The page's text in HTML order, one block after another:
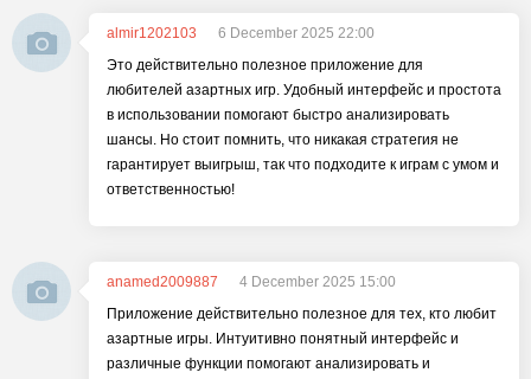
almir1202103
6 December 2025 22:00
Это действительно полезное приложение для
любителей азартных игр. Удобный интерфейс и простота
в использовании помогают быстро анализировать
шансы. Но стоит помнить, что никакая стратегия не
гарантирует выигрыш, так что подходите к играм с умом и
ответственностью!
anamed2009887
4 December 2025 15:00
Приложение действительно полезное для тех, кто любит
азартные игры. Интуитивно понятный интерфейс и
различные функции помогают анализировать и